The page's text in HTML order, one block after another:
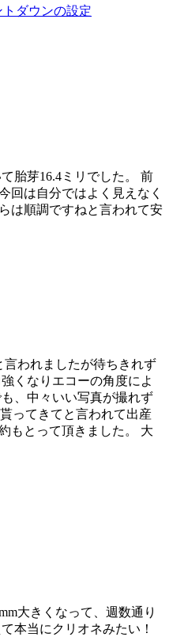
ダウンの設定
胎芽16.4ミリでした。 前
回は自分ではよく見えなく
は順調ですねと言われて安
言われましたが待ちきれず
くなりエコーの角度によ
、中々いい写真が撮れず
ってきてと言われて出産
もとって頂きました。 大
大きくなって、週数通り
本当にクリオネみたい！